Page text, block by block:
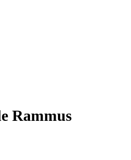
Rammus